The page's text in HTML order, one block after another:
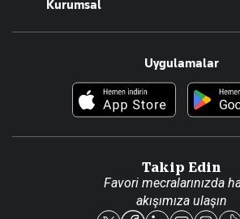
Teknoloji
Resmî Ilanlar
Foto Haber
Kurumsal
Hakkımızda
Künye
Reklam Ver
Uygulamalar
Takip Edin
Favori mecralarınızda
akışımıza ulaşın